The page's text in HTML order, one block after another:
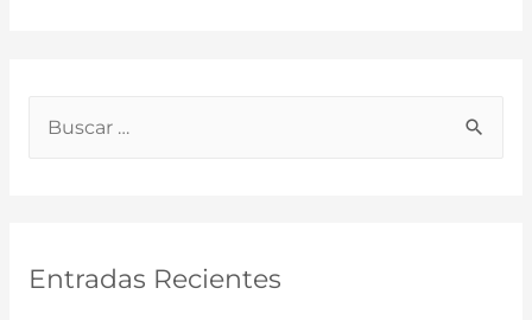
Entradas Recientes